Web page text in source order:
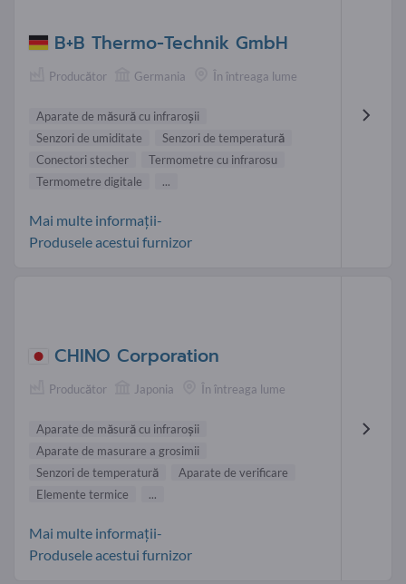
B+B Thermo-Technik GmbH
Producător Germania În întreaga lume
Aparate de măsură cu infraroşii
Senzori de umiditate
Senzori de temperatură
Conectori stecher
Termometre cu infrarosu
Termometre digitale
...
Mai multe informații-
Produsele acestui furnizor
CHINO Corporation
Producător Japonia În întreaga lume
Aparate de măsură cu infraroşii
Aparate de masurare a grosimii
Senzori de temperatură
Aparate de verificare
Elemente termice
...
Mai multe informații-
Produsele acestui furnizor